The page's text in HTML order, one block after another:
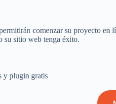
comenzar su proyecto en
su sitio web tenga éxito.
y plugin gratis